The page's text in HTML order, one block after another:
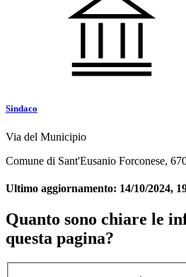
Sindaco
Via del Municipio
Comune di Sant'Eusanio Forconese,
Ultimo aggiornamento: 14/10/2024,
Quanto sono chiare le
questa pagina?